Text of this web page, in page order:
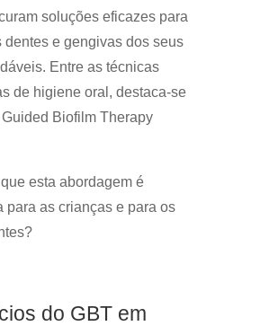
soluções eficazes para
dentes e gengivas dos seus
Entre as técnicas
de higiene oral, destaca-se
Biofilm Therapy
esta abordagem é
para as crianças e para os
do GBT em